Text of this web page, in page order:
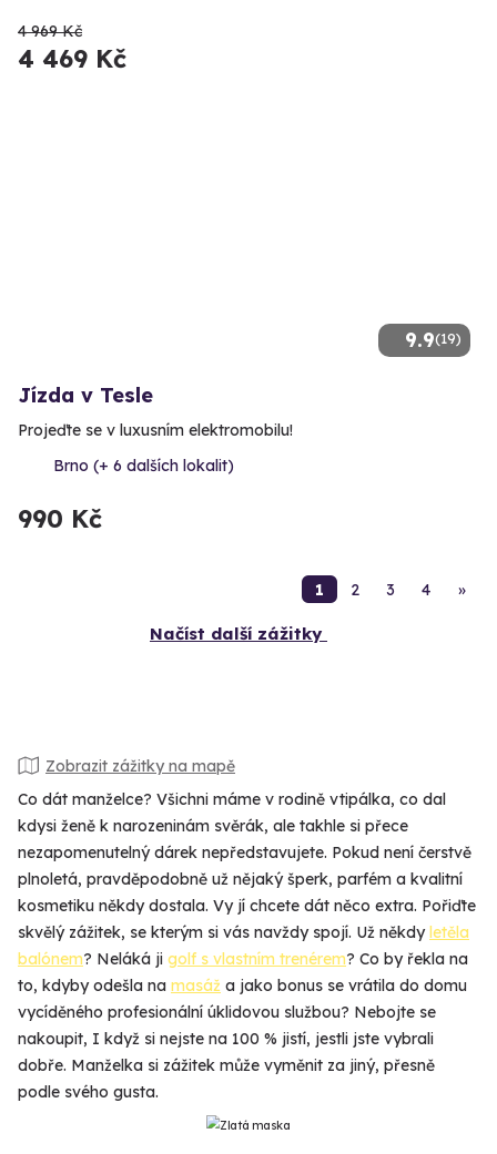
4 969 Kč
4 469 Kč
9.9(19)
Jízda v Tesle
Projeďte se v luxusním elektromobilu!
Brno (+ 6 dalších lokalit)
990 Kč
1 2 3 4 »
Načíst další zážitky
Zobrazit zážitky na mapě
Co dát manželce? Všichni máme v rodině vtipálka, co dal
kdysi ženě k narozeninám svěrák, ale takhle si přece
nezapomenutelný dárek nepředstavujete. Pokud není čerstvě
plnoletá, pravděpodobně už nějaký šperk, parfém a kvalitní
kosmetiku někdy dostala. Vy jí chcete dát něco extra. Pořiďte
skvělý zážitek, se kterým si vás navždy spojí. Už někdy letěla
balónem? Neláká ji golf s vlastním trenérem? Co by řekla na
to, kdyby odešla na masáž a jako bonus se vrátila do domu
vycíděného profesionální úklidovou službou? Nebojte se
nakoupit, I když si nejste na 100 % jistí, jestli jste vybrali
dobře. Manželka si zážitek může vyměnit za jiný, přesně
podle svého gusta.